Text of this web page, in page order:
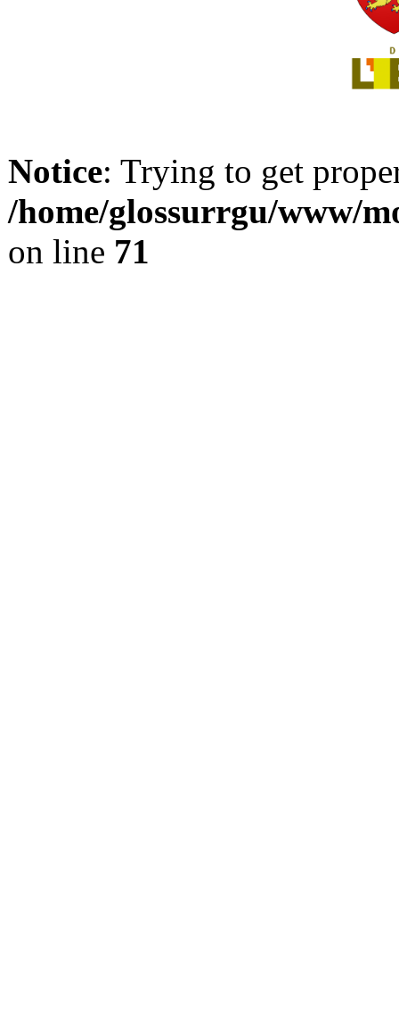
Notice: Trying to get
/home/glossurrgu/www/
on line 71